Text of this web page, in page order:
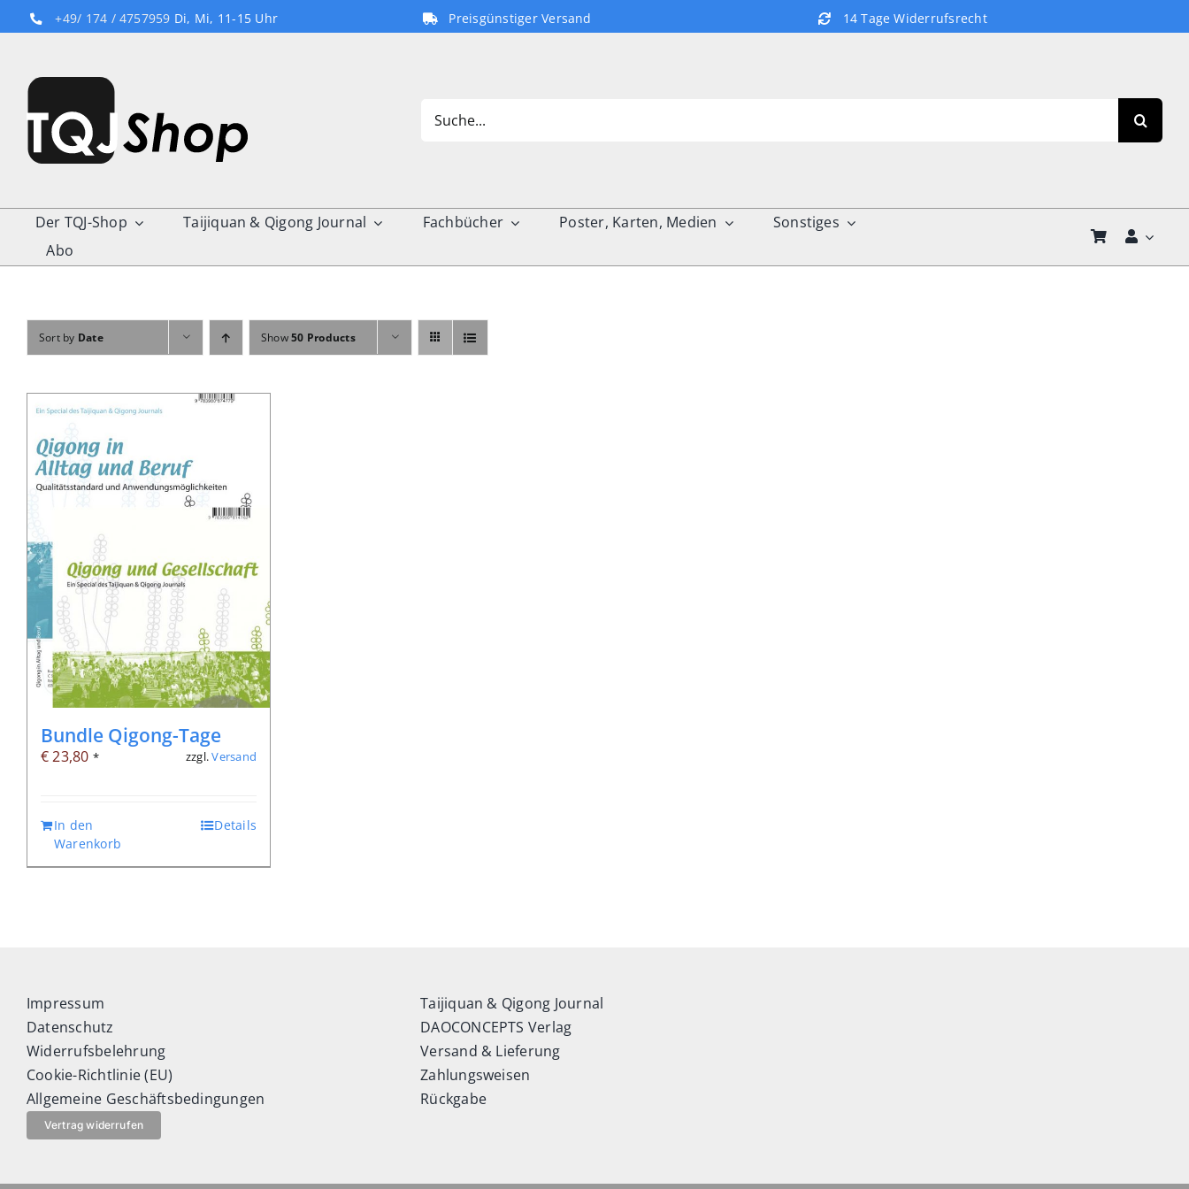
to
+49/ 174 / 4757959 Di, Mi, 11-15 Uhr Preisgünstiger Versand 14 Tage Widerrufsrecht
for:
Der TQJ-Shop Taijiquan & Qigong Journal Fachbücher Poster, Karten, Medien
Sonstiges
Abo
Sort by Date Show50 Products
Bundle Qigong-Tage
€23,80 * zzgl.Versand
In den
Warenkorb
Details
Impressum
Datenschutz
Widerrufsbelehrung
Cookie-Richtlinie (EU)
Allgemeine Geschäftsbedingungen
Vertrag widerrufen
Taijiquan & Qigong Journal
DAOCONCEPTS Verlag
Versand & Lieferung
Zahlungsweisen
Rückgabe